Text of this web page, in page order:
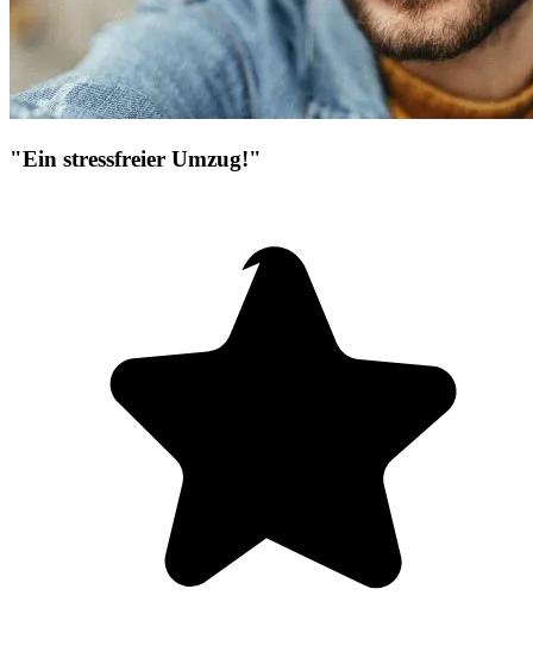
"Ein stressfreier Umzug!"